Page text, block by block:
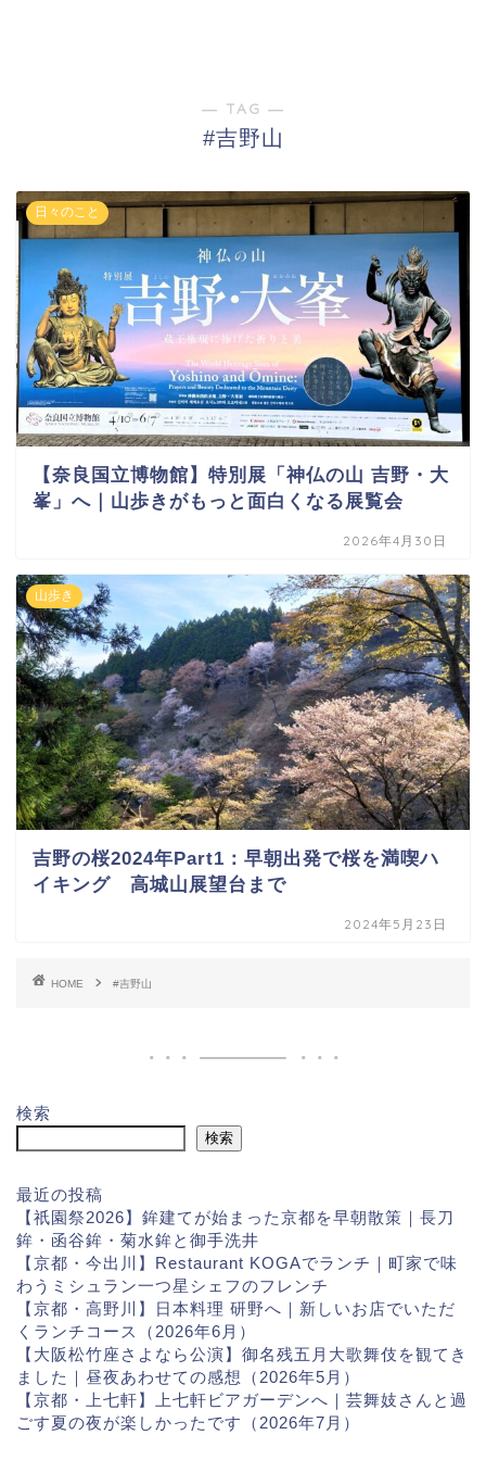
― TAG ―
#吉野山
日々のこと
【奈良国立博物館】特別展「神仏の山 吉野・大
峯」へ｜山歩きがもっと面白くなる展覧会
2026年4月30日
山歩き
吉野の桜2024年Part1：早朝出発で桜を満喫ハ
イキング 高城山展望台まで
2024年5月23日
HOME #吉野山
検索
検索
最近の投稿
【祇園祭2026】鉾建てが始まった京都を早朝散策｜長刀
鉾・函谷鉾・菊水鉾と御手洗井
【京都・今出川】Restaurant KOGAでランチ｜町家で味
わうミシュラン一つ星シェフのフレンチ
【京都・高野川】日本料理 研野へ｜新しいお店でいただ
くランチコース（2026年6月）
【大阪松竹座さよなら公演】御名残五月大歌舞伎を観てき
ました｜昼夜あわせての感想（2026年5月）
【京都・上七軒】上七軒ビアガーデンへ｜芸舞妓さんと過
ごす夏の夜が楽しかったです（2026年7月）